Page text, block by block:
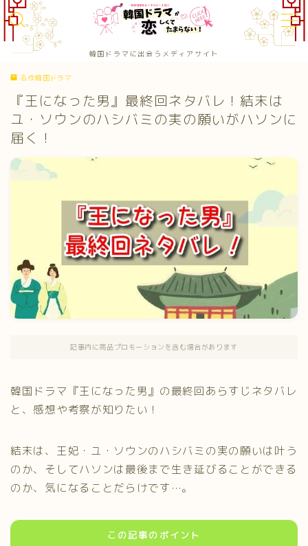
韓国ドラマに出会うメディアサイト
MENU
カテゴリー
サイトマップ
トップページ
プライバシーポリシー
プロフィール韓ドラ恋恋：編集部プロフィール
メディアコンテンツポリシー
運営者情報 / 会社概要
名作韓国ドラマ
『王になった男』最終回ネタバレ！結末は
ユ・ソウンのハシバミの実の願いがハソンに
届く！
記事内に商品プロモーションを含む場合があります
韓国ドラマ『王になった男』の最終回あらすじネタバレ
と、感想や考察が知りたい！
結末は、王妃・ユ・ソウンのハシバミの実の願いは叶う
のか、そしてハソンは最後まで生き延びることができる
のか、気になることだらけです…。
この記事のポイント